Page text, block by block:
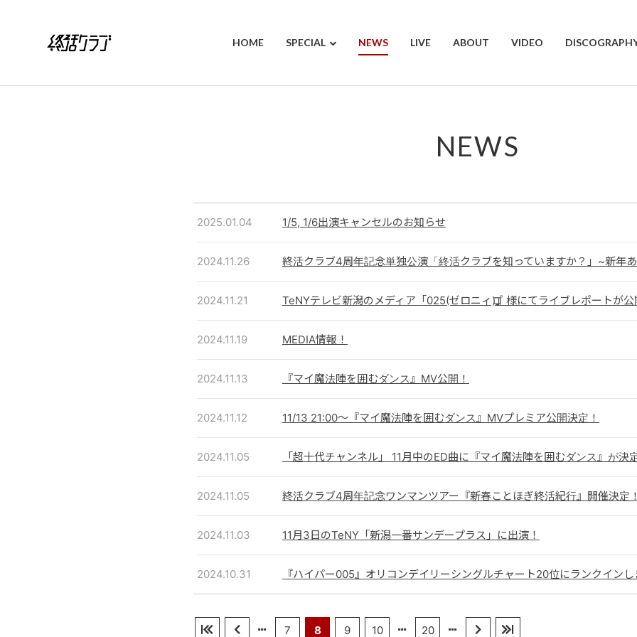
HOME SPECIAL NEWS LIVE ABOUT VIDEO
NEWS
2025.01.04 1/5, 1/6出演キャンセルのお知らせ
2024.11.26 終活クラブ4周年記念単独公演「終活クラブを知っていますか？」~新年
2024.11.21 TeNYテレビ新潟のメディア「025(ゼロニィコ゚)」様にてライブレポートが公
2024.11.19 MEDIA情報！
2024.11.13 『マイ魔法陣を囲むダンス』MV公開！
2024.11.12 11/13 21:00〜『マイ魔法陣を囲むダンス』MVプレミア公開決定！
2024.11.05 「超十代チャンネル」 11月中のED曲に『マイ魔法陣を囲むダンス』が決
2024.11.05 終活クラブ4周年記念ワンマンツアー『新春ことほぎ終活紀行』開催決定！
2024.11.03 11月3日のTeNY「新潟一番サンデープラス」に出演！
2024.10.31 『ハイパー005』オリコンデイリーシングルチャート20位にランクインし
7 8 9 10 20